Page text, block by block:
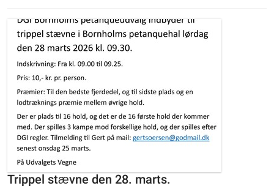
Trippel stævne den 28. marts.